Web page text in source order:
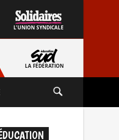
L'UNION SYNDICALE
LA FÉDÉRATION